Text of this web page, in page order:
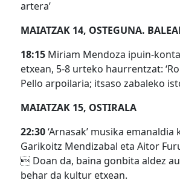
artera’
MAIATZAK 14, OSTEGUNA.
18:15 Miriam Mendoza ipuin-
etxean, 5-8 urteko haurrentzat:
Pello arpoilaria; itsaso zabaleko
MAIATZAK 15, OSTIRALA
22:30‘Arnasak’ musika
Garikoitz Mendizabal eta Aitor
 Doan da, baina gonbita aldez
behar da kultur etxean.